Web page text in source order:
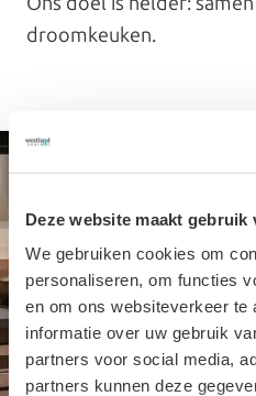
Deze website maakt gebruik
We gebruiken cookies om
personaliseren, om functies
en om ons websiteverkeer te
informatie over uw gebruik
partners voor social media,
partners kunnen deze
droomkeuken.